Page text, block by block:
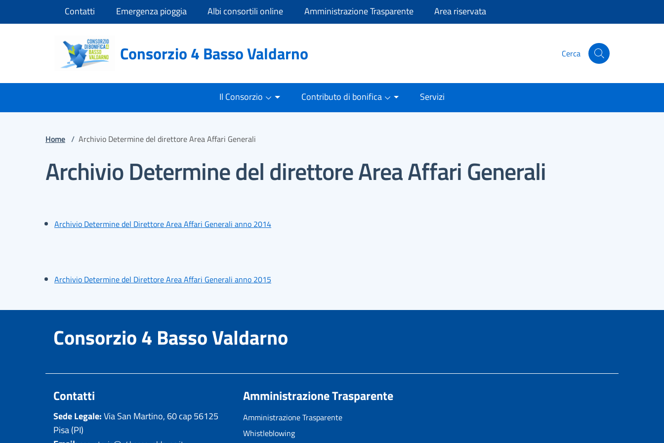
Contatti Emergenza pioggia Albi consortili online Amministrazione Trasparente Area riservata
Consorzio 4 Basso Valdarno Cerca Cerca nel sito
Il Consorzio Contributo di bonifica Servizi
Home / Archivio Determine del direttore Area Affari Generali
Archivio Determine del direttore Area Affari Generali
Archivio Determine del Direttore Area Affari Generali anno 2014
Archivio Determine del Direttore Area Affari Generali anno 2015
Consorzio 4 Basso Valdarno
Contatti
Sede Legale:Via San Martino, 60 cap 56125
Pisa (PI)
Amministrazione Trasparente
Amministrazione Trasparente
Whistleblowing